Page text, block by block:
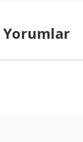
Yorumlar